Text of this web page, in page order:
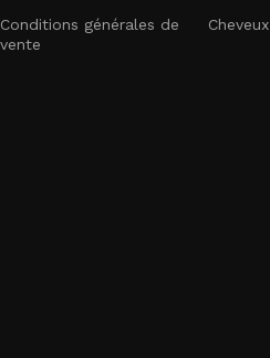
Conditions générales de
vente
Cheveux